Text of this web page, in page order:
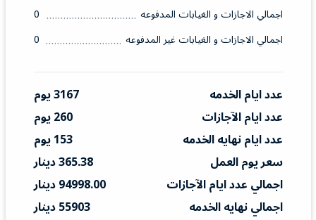
اجمالي الاجازات و الغيابات المدفوعه
0
اجمالي الاجازات و الغيابات غير المدفوعه
0
عدد ايام الخدمه
3167 يوم
عدد ايام الآجازات
260 يوم
عدد ايام نهايه الخدمه
153 يوم
سعر يوم العمل
365.38 دينار
اجمالي عدد ايام الآجازات
94998.00 دينار
اجمالي نهايه الخدمه
55903 دينار